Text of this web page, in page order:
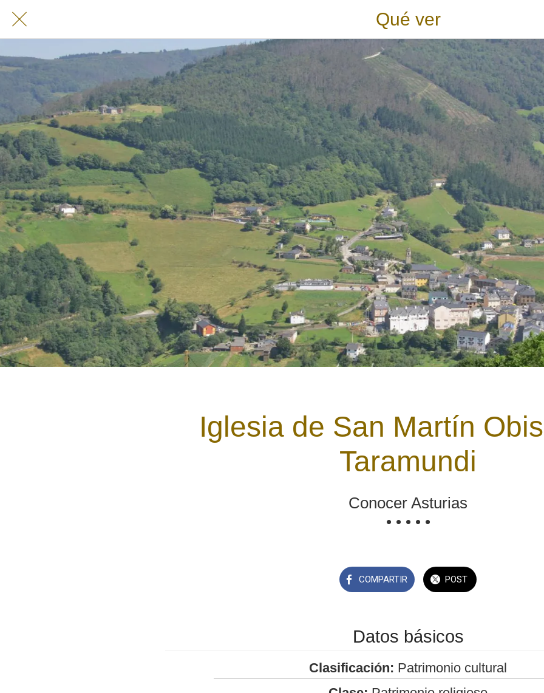
Qué ver
Iglesia de San Martín
Taramundi
Conocer Asturias
• • • • •
COMPARTIR POST
Datos básicos
Clasificación: Patrimonio cultural